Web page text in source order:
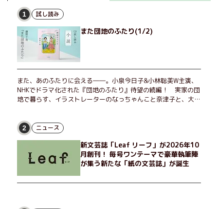
1 試し読み
また団地のふたり(1/2)
また、あのふたりに会える――。小泉今日子&小林聡美W主演、
NHKでドラマ化された『団地のふたり』待望の続編！ 実家の団
地で暮らす、イラストレーターのなっちゃんこと奈津子と、大学
げたり、部屋でふたりだけの「台湾映画祭」を催したり。50代
独身、幼なじみの変わらぬ友情とささやかな幸せの日々を描く。
2 ニュース
新文芸誌「Leaf リーフ」が2026年10
月創刊！ 毎号ワンテーマで豪華執筆陣
が集う新たな「紙の文芸誌」が誕生